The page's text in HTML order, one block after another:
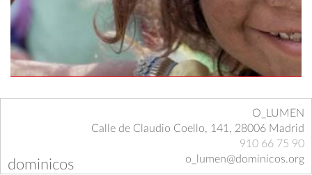
dominicos
O_LUMEN
Calle de Claudio Coello, 141, 28006 Madrid
910 66 75 90
o_lumen@dominicos.org